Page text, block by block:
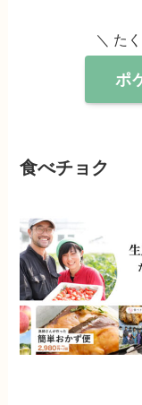
＼ た
ポ
食べチョク